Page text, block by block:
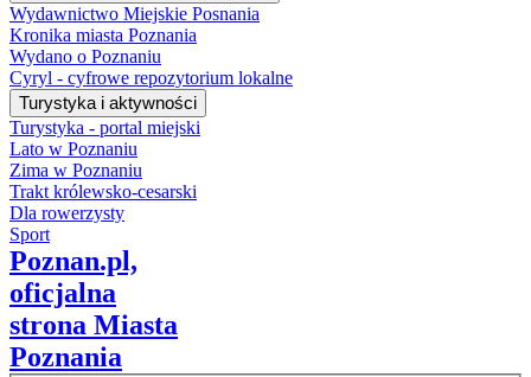
Wydawnictwo Miejskie Posnania
Kronika miasta Poznania
Wydano o Poznaniu
Cyryl - cyfrowe repozytorium lokalne
Turystyka i aktywności
Turystyka - portal miejski
Lato w Poznaniu
Zima w Poznaniu
Trakt królewsko-cesarski
Dla rowerzysty
Sport
Poznan.pl,
oficjalna
strona Miasta
Poznania